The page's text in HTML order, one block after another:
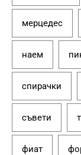
мерцедес
наем
спирачки
съвети
фиат